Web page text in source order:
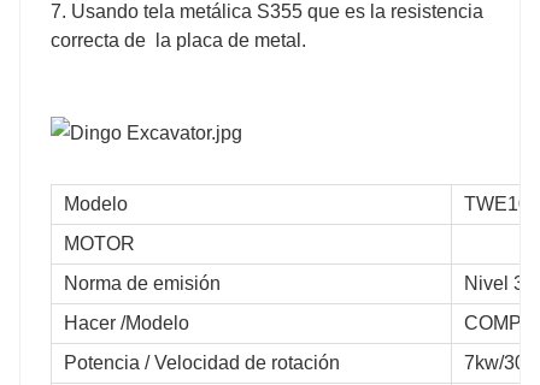
7. Usando tela metálica S355 que es la resistencia
correcta de la placa de metal.
Modelo
TWE10
MOTOR
Norma de emisión
Nivel 3/
Hacer /Modelo
Potencia / Velocidad de rotación
7kw/